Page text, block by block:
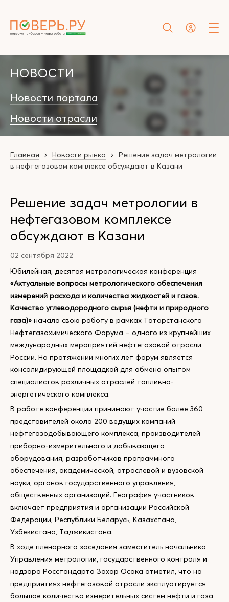
НОВОСТИ
Новости портала
Новости отрасли
Главная Новости рынка
Решение задач метрологии
в нефтегазовом комплексе обсуждают в Казани
Решение задач метрологии в
нефтегазовом комплексе
обсуждают в Казани
02 сентября 2022
Юбилейная, десятая метрологическая конференция
«Актуальные вопросы метрологического обеспечения
измерений расхода и количества жидкостей и газов.
Качество углеводородного сырья (нефти и природного
газа)» начала свою работу в рамках Татарстанского
Нефтегазохимического Форума – одного из крупнейших
международных мероприятий нефтегазовой отрасли
России. На протяжении многих лет форум является
консолидирующей площадкой для обмена опытом
специалистов различных отраслей топливно-
энергетического комплекса.
В работе конференции принимают участие более 360
представителей около 200 ведущих компаний
нефтегазодобывающего комплекса, производителей
приборно-измерительного и добывающего
оборудования, разработчиков программного
обеспечения, академической, отраслевой и вузовской
науки, органов государственного управления,
общественных организаций. География участников
включает предприятия и организации Российской
Федерации, Республики Беларусь, Казахстана,
Узбекистана, Таджикистана.
В ходе пленарного заседания заместитель начальника
Управления метрологии, государственного контроля и
надзора Росстандарта Захар Осока отметил, что на
предприятиях нефтегазовой отрасли эксплуатируется
большое количество измерительных систем нефти и газа